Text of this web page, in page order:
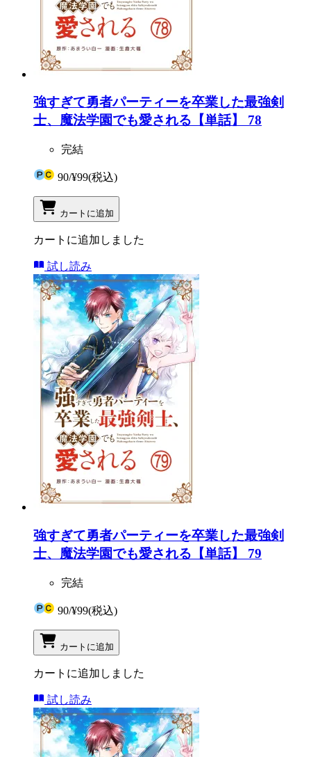
強すぎて勇者パーティーを卒業した最強剣
士、魔法学園でも愛される【単話】 78
完結
90/¥99(税込)
カートに追加
カートに追加しました
試し読み
強すぎて勇者パーティーを卒業した最強剣
士、魔法学園でも愛される【単話】 79
完結
90/¥99(税込)
カートに追加
カートに追加しました
試し読み